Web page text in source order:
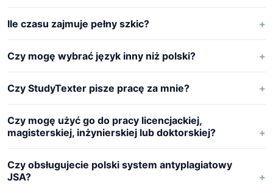
Ile czasu zajmuje pełny szkic?
Czy mogę wybrać język inny niż polski?
Czy StudyTexter pisze pracę za mnie?
Czy mogę użyć go do pracy licencjackiej,
magisterskiej, inżynierskiej lub doktorskiej?
Czy obsługujecie polski system antyplagiatowy
JSA?